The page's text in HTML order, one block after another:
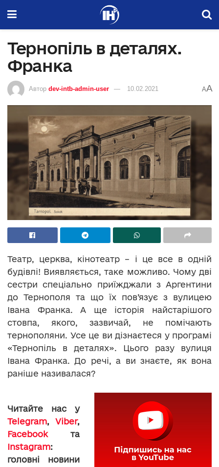
Тернопіль в деталях.
Франка
Автор dev-intb-admin-user 10.02.2021 AA
Театр, церква, кінотеатр – і це все в одній
будівлі! Виявляється, таке можливо. Чому дві
сестри спеціально приїжджали з Аргентини
до Тернополя та що їх пов’язує з вулицею
Івана Франка. А ще історія найстарішого
стовпа, якого, зазвичай, не помічають
тернополяни. Усе це ви дізнаєтеся у програмі
«Тернопіль в деталях». Цього разу вулиця
Івана Франка. До речі, а ви знаєте, як вона
раніше називалася?
Читайте нас у
Telegram, Viber,
Facebookта
Instagram:
головні новини